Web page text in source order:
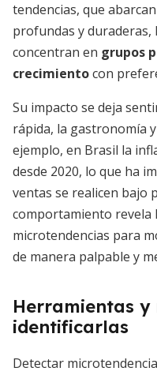
tendencias, que
profundas y duraderas,
concentran en grupos
crecimientocon
Su impacto se deja
rápida, la gastronomía
ejemplo, en Brasil la
desde 2020, lo que ha
ventas se realicen bajo
comportamiento revela
microtendencias para
de manera palpable y
Herramientas
identificarlas
Detectar